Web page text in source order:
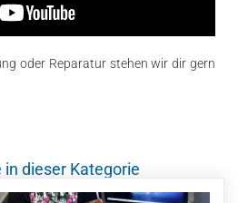
oder Reparatur stehen wir dir gern
dieser Kategorie